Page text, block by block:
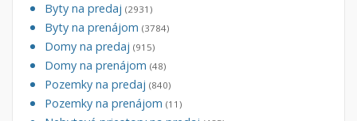
Byty na predaj (2931)
Byty na prenájom (3784)
Domy na predaj (915)
Domy na prenájom (48)
Pozemky na predaj (840)
Pozemky na prenájom (11)